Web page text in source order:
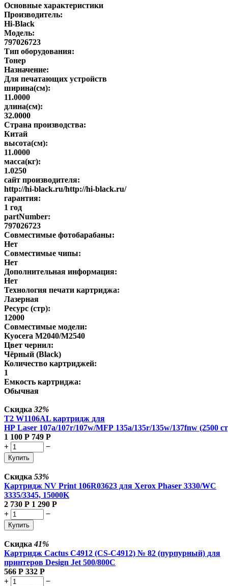
Основные характеристики
Производитель:
Hi-Black
Модель:
797026723
Тип оборудования:
Тонер
Назначение:
Для печатающих устройств
ширина(см):
11.0000
длина(см):
32.0000
Страна производства:
Китай
высота(см):
11.0000
масса(кг):
1.0250
сайт производителя:
http://hi-black.ru/http://hi-black.ru/
гарантия:
1 год
partNumber:
797026723
Совместимые фотобарабаны:
Нет
Совместимые чипы:
Нет
Дополнительная информация:
Нет
Технология печати картриджа:
Лазерная
Ресурс (стр):
12000
Совместимые модели:
Kyocera M2040/M2540
Цвет чернил:
Чёрный (Black)
Количество картриджей:
1
Емкость картриджа:
Обычная
Скидка 32%
T2 W1106AL картридж для
HP Laser 107a/107r/107w/MFP 135a/135r/135w/137fnw (2500
1 100 Р 749 Р
+
−
Купить
Скидка 53%
Картридж NV Print 106R03623 для Xerox Phaser 3330/WC
3335/3345, 15000K
2 730 Р 1 290 Р
+
−
Купить
Скидка41%
Картридж Cactus C4912 (CS-C4912) № 82 (пурпурный) для
принтеров Design Jet 500/800C
566 Р 332 Р
+
−